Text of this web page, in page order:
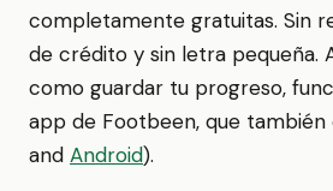
completamente gratuitas. Sin
de crédito y sin letra pequeña.
como guardar tu progreso,
app de Footbeen, que también
and Android).